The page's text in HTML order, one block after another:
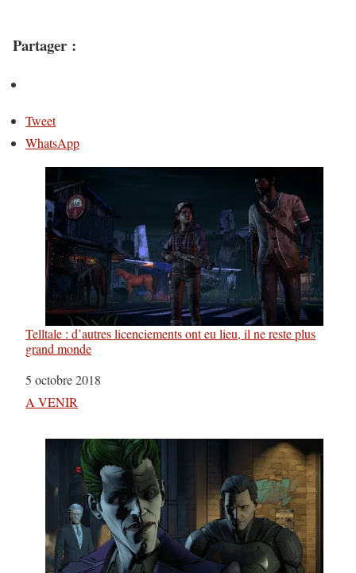
Partager :
Tweet
WhatsApp
Telltale : d’autres licenciements ont eu lieu, il ne reste plus
grand monde
Date
5 octobre 2018
Par rapport à
A VENIR